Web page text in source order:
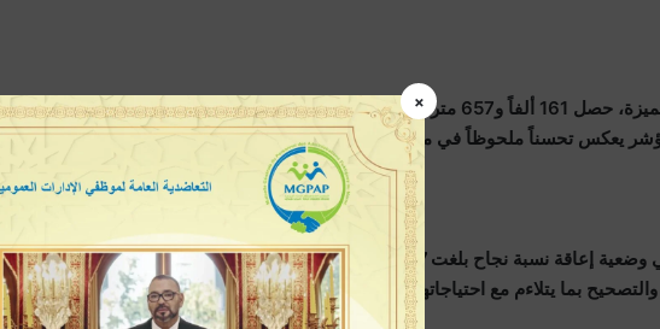
وفي ما يخص النتائج المتميزة، حصل 161 ألفاً و657 مترشحة ومترشحاً على ميزة، أي ما يمثل 57 في المائة من
يعكس تحسناً ملحوظاً في مستوى التحصيل الدراسي لدى عدد كبير من التلاميذ.
كما حقق المترشحون في وضعية إعاقة نسبة نجاح بلغت 81.7 في المائة، بعد استفادتهم من إجراءات وتدابير خاصة
بما يتلاءم مع احتياجاتهم.
×